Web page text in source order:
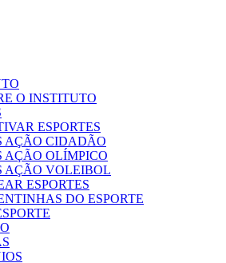
O INSTITUTO
ESPORTES
AÇÃO CIDADÃO
AÇÃO OLÍMPICO
AÇÃO VOLEIBOL
ESPORTES
DO ESPORTE